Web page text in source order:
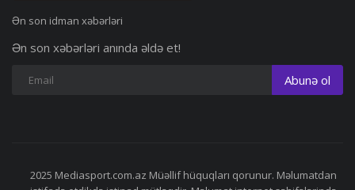
Ən son idman xəbərləri
Ən son xəbərləri anında əldə et!
Abunə ol
2025 Mediasport.com.az Müəllif hüquqları qorunur. Məlumatdan